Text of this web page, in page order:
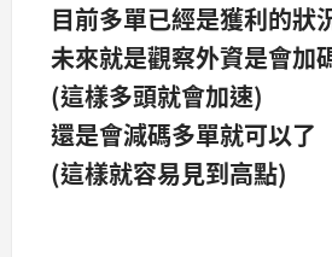
目前多單已經是獲利的狀
未來就是觀察外資是會加
(這樣多頭就會加速)
還是會減碼多單就可以了
(這樣就容易見到高點)